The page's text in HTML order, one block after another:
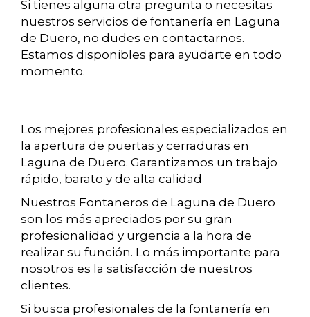
Si tienes alguna otra pregunta o necesitas
nuestros servicios de fontanería en Laguna
de Duero, no dudes en contactarnos.
Estamos disponibles para ayudarte en todo
momento.
Los mejores profesionales especializados en
la apertura de puertas y cerraduras en
Laguna de Duero. Garantizamos un trabajo
rápido, barato y de alta calidad
Nuestros Fontaneros de Laguna de Duero
son los más apreciados por su gran
profesionalidad y urgencia a la hora de
realizar su función. Lo más importante para
nosotros es la satisfacción de nuestros
clientes.
Si busca profesionales de la fontanería en